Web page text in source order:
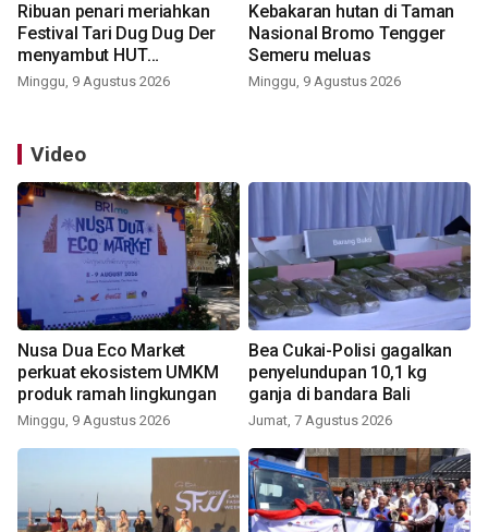
Ribuan penari meriahkan
Festival Tari Dug Dug Der
menyambut HUT
Kemerdekaan
Minggu, 9 Agustus 2026
Kebakaran hutan di Taman
Nasional Bromo Tengger
Semeru meluas
Minggu, 9 Agustus 2026
Video
Nusa Dua Eco Market
perkuat ekosistem UMKM
produk ramah lingkungan
Minggu, 9 Agustus 2026
Bea Cukai-Polisi gagalkan
penyelundupan 10,1 kg
ganja di bandara Bali
Jumat, 7 Agustus 2026